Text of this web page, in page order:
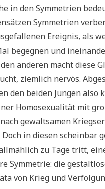
in den Symmetrien
Symmetrien
Ereignis, als
begegnen und
anderen macht diese
ziemlich nervös.
den beiden Jungen also
Homosexualität mit
gewaltsamen
in diesen scheinbar
zu Tage tritt,
Symmetrie: die
von Krieg und